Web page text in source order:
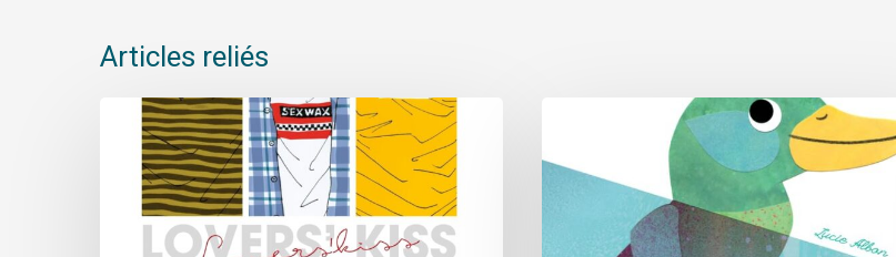
Articles reliés